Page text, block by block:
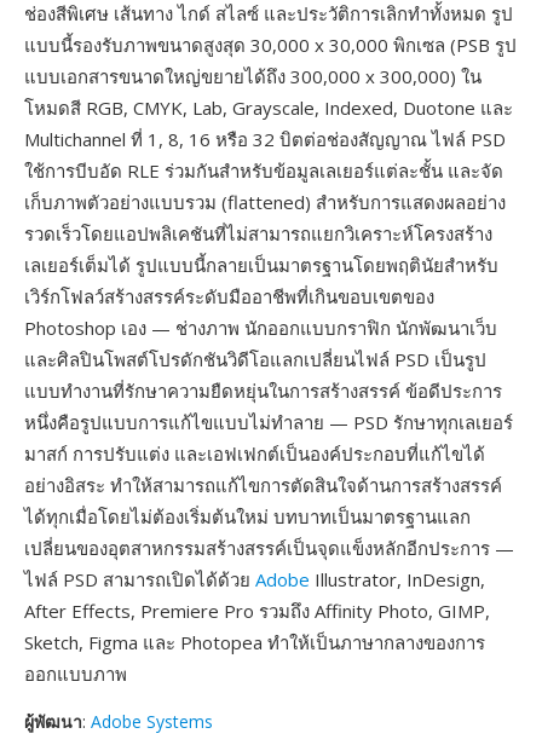
ช่องสีพิเศษ เส้นทาง ไกด์ สไลซ์ และประวัติการเลิกทำทั้งหมด รูป
แบบนี้รองรับภาพขนาดสูงสุด 30,000 x 30,000 พิกเซล (PSB รูป
แบบเอกสารขนาดใหญ่ขยายได้ถึง 300,000 x 300,000) ใน
โหมดสี RGB, CMYK, Lab, Grayscale, Indexed, Duotone และ
Multichannel ที่ 1, 8, 16 หรือ 32 บิตต่อช่องสัญญาณ ไฟล์ PSD
ใช้การบีบอัด RLE ร่วมกันสำหรับข้อมูลเลเยอร์แต่ละชั้น และจัด
เก็บภาพตัวอย่างแบบรวม (flattened) สำหรับการแสดงผลอย่าง
รวดเร็วโดยแอปพลิเคชันที่ไม่สามารถแยกวิเคราะห์โครงสร้าง
เลเยอร์เต็มได้ รูปแบบนี้กลายเป็นมาตรฐานโดยพฤตินัยสำหรับ
เวิร์กโฟลว์สร้างสรรค์ระดับมืออาชีพที่เกินขอบเขตของ
Photoshop เอง — ช่างภาพ นักออกแบบกราฟิก นักพัฒนาเว็บ
และศิลปินโพสต์โปรดักชันวิดีโอแลกเปลี่ยนไฟล์ PSD เป็นรูป
แบบทำงานที่รักษาความยืดหยุ่นในการสร้างสรรค์ ข้อดีประการ
หนึ่งคือรูปแบบการแก้ไขแบบไม่ทำลาย — PSD รักษาทุกเลเยอร์
มาสก์ การปรับแต่ง และเอฟเฟกต์เป็นองค์ประกอบที่แก้ไขได้
อย่างอิสระ ทำให้สามารถแก้ไขการตัดสินใจด้านการสร้างสรรค์
ได้ทุกเมื่อโดยไม่ต้องเริ่มต้นใหม่ บทบาทเป็นมาตรฐานแลก
เปลี่ยนของอุตสาหกรรมสร้างสรรค์เป็นจุดแข็งหลักอีกประการ —
ไฟล์ PSD สามารถเปิดได้ด้วย Adobe Illustrator, InDesign,
After Effects, Premiere Pro รวมถึง Affinity Photo, GIMP,
Sketch, Figma และ Photopea ทำให้เป็นภาษากลางของการ
ออกแบบภาพ
ผู้พัฒนา: Adobe Systems